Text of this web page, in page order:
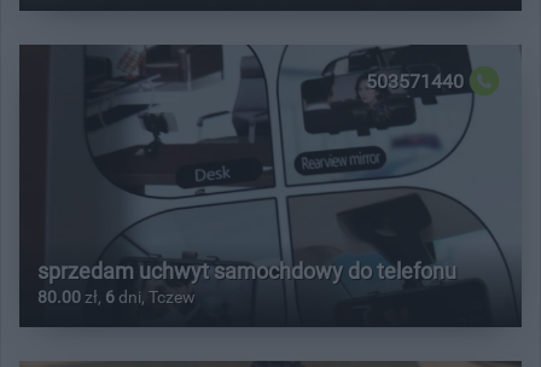
503571440
sprzedam uchwyt samochdowy do telefonu
80.00 zł, 6 dni, Tczew